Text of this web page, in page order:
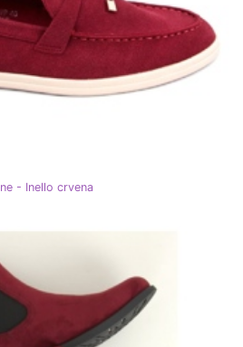
- Inello crvena